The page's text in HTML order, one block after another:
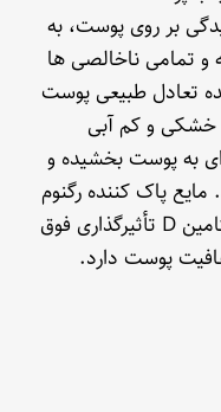
بر روی پوست، به
و تمامی ناخالصی ها
تعادل طبیعی پوست
خشکی و کم آبی
به پوست بخشیده و
مایع پاک کننده رگنوم
با بهره گیری از ترکیبات خاص و ویتامین D تأثیرگذاری فوق
پوست دارد.